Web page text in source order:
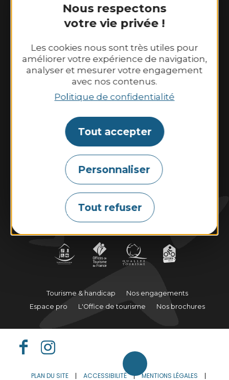
Nous respectons
votre vie privée !
Les cookies nous sont très utiles pour
améliorer votre expérience de navigation,
analyser et mesurer votre engagement
avec nos contenus.
Politique de confidentialité
Tout accepter
Personnaliser
Tout refuser
Binic-Etables sur Mer Tourisme
22520 Binic-Etables sur Mer
Tél. 02 96 73 60 12
Nos horaires d’ouverture :
Du lundi au samedi : 9h30–13h00 et
Dimanche et jours fériés : 10h00–13h00 et
14h00–18h00
Contactez-nous
Marées Météo Webcams
Tourisme & handicap
Nos engagements
Espace pro
L'Office de tourisme Nos brochures
PLAN DU SITE ACCESSIBILITÉ MENTIONS LÉGALES